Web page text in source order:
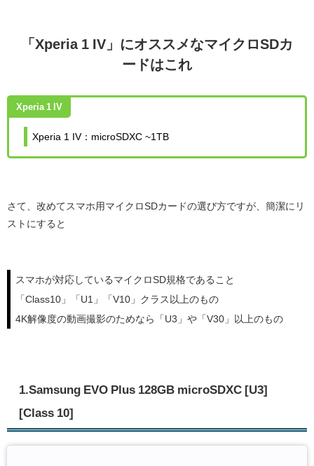
「Xperia 1 IV」にオススメなマイクロSDカ
ードはこれ
Xperia 1 IV
Xperia 1 IV：microSDXC ~1TB
さて、改めてスマホ用マイクロSDカードの選び方ですが、簡潔にリ
ストにすると
スマホが対応しているマイクロSD規格であること
「Class10」「U1」「V10」クラス以上のもの
4K解像度の動画撮影のためなら「U3」や「V30」以上のもの
1.Samsung EVO Plus 128GB microSDXC [U3]
[Class 10]